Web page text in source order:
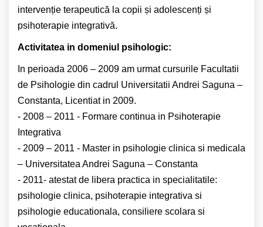
intervenție terapeutică la copii și adolescenți și
psihoterapie integrativă.
Activitatea in domeniul psihologic:
In perioada 2006 – 2009 am urmat cursurile Facultatii
de Psihologie din cadrul Universitatii Andrei Saguna –
Constanta, Licentiat in 2009.
- 2008 – 2011 - Formare continua in Psihoterapie
Integrativa
- 2009 – 2011 - Master in psihologie clinica si medicala
– Universitatea Andrei Saguna – Constanta
- 2011- atestat de libera practica in specialitatile:
psihologie clinica, psihoterapie integrativa si
psihologie educationala, consiliere scolara si